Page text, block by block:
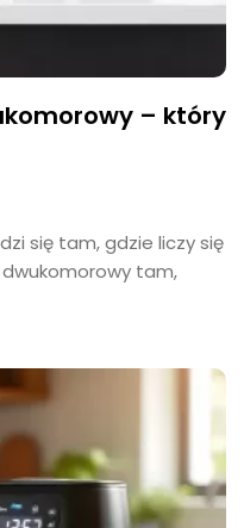
– który
się tam, gdzie liczy się
tam,